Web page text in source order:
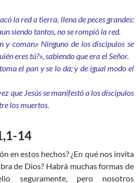
la red a tierra, llena de peces grandes:
siendo tantos, no se rompió la red.
y coman.» Ninguno de los discípulos se
eres tú?», sabiendo que era el Señor.
el pan y se lo da; y de igual modo el
que Jesús se manifestó a los discípulos
los muertos.
14
en estos hechos? ¿En qué nos invita
de Dios? Habrá muchas formas de
seguramente, pero nosotros